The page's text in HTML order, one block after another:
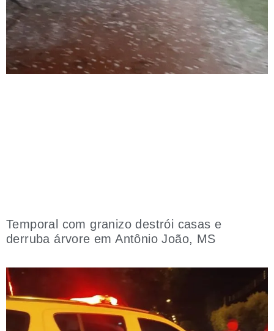
Temporal com granizo destrói casas e
derruba árvore em Antônio João, MS